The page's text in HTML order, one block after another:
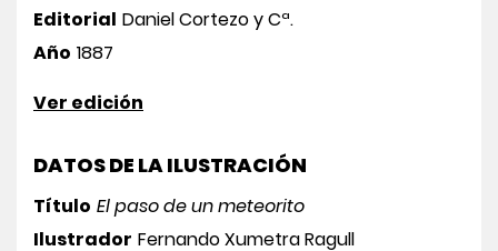
Editorial Daniel Cortezo y Cª.
Año 1887
Ver edición
DATOS DE LA ILUSTRACIÓN
Título El paso de un meteorito
Ilustrador Fernando Xumetra Ragull